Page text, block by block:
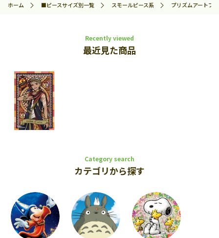
ホーム
■ピースサイズ別一覧 スモールピース系 プリズムアートプ
Recently viewed
最近見た商品
Category search
カテゴリから探す